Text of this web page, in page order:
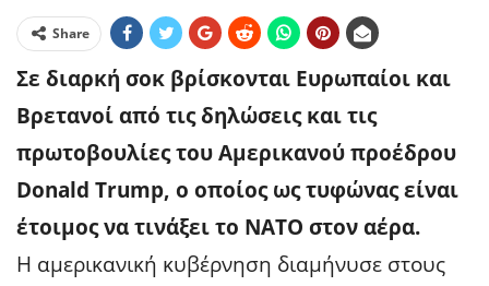
Share
Σε διαρκή σοκ βρίσκονται Ευρωπαίοι και
Βρετανοί από τις δηλώσεις και τις
πρωτοβουλίες του Αμερικανού προέδρου
Donald Trump, ο οποίος ως τυφώνας είναι
έτοιμος να τινάξει το ΝΑΤΟ στον αέρα.
Η αμερικανική κυβέρνηση διαμήνυσε στους